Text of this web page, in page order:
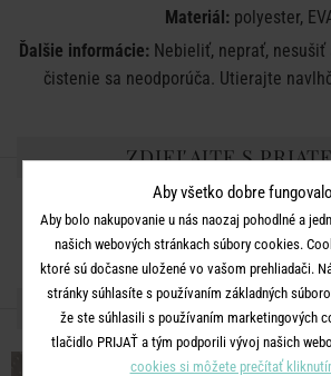
Materiál:polyester,
Ďalšie informácie: Nebieliť, neprať,
čistenie sa neodporúča. Utierajte
ZDIEĽAJTE S
ĎALŠIE PRODUKTY
NOVÉ!
Aby všetko dobre
Aby bolo nakupovanie u nás naozaj pohodlné a
našich webových stránkach súbory cookies.
ktoré sú dočasne uložené vo vašom prehliadači.
stránky súhlasíte s používaním základných
že ste súhlasili s používaním marketingových
tlačidlo PRIJAŤ a tým podporili vývoj našich
cookies si môžete prečítať